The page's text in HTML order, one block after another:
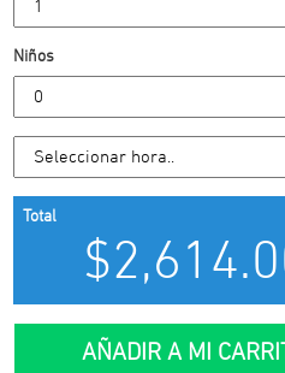
Niños
Total
AÑADIR A MI